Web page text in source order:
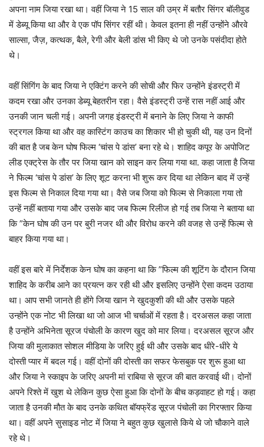
अपना नाम जिया रखा था। वहीं जिया ने 15 साल की उम्र में बतौर सिंगर बॉलीवुड
में डेब्यू किया था और वे एक पॉप सिंगर रहीं थी। केवल इतना ही नहीं उन्होंने औरवे
साल्सा, जैज़, कत्थक, बैले, रेगी और बेली डांस भी किए थे जो उनके पसंदीदा होते
थे।
वहीं सिंगिंग के बाद जिया ने एक्टिंग करने की सोची और फिर उन्होंने इंडस्ट्री में
कदम रखा और उनका डेब्यू बेहतरीन रहा। वैसे इंडस्ट्री उन्हें रास नहीं आई और
उनकी जान चली गई। अपनी जगह इंडस्ट्री में बनाने के लिए जिया ने काफी
स्ट्रगल किया था और वह कास्टिंग काउच का शिकार भी हो चुकी थी, यह उन दिनों
की बात है जब केन घोष फिल्म ‘चांस पे डांस’ बना रहे थे। शाहिद कपूर के अपोजिट
लीड एक्ट्रेस के तौर पर जिया खान को साइन कर लिया गया था. कहा जाता है जिया
ने फिल्म ‘चांस पे डांस’ के लिए शूट करना भी शुरू कर दिया था लेकिन बाद में उन्हें
इस फिल्म से निकाल दिया गया था। वैसे जब जिया को फिल्म से निकाला गया तो
उन्हें नहीं बताया गया और उसके बाद जब फिल्म रिलीज हो गई तब जिया ने बताया था
कि ”केन घोष की उन पर बुरी नजर थी और विरोध करने की वजह से उन्हें फिल्म से
बाहर किया गया था।
वहीं इस बारे में निर्देशक केन घोष का कहना था कि ”फिल्म की शूटिंग के दौरान जिया
शाहिद के करीब आने का प्रयत्न कर रही थी और इसलिए उन्होंने ऐसा कदम उठाया
था। आप सभी जानते ही होंगे जिया खान ने खुदकुशी की थी और उसके पहले
उन्होंने एक नोट भी लिखा था जो आज भी चर्चाओं में रहता है। दरअसल कहा जाता
है उन्होंने अभिनेता सूरज पंचोली के कारण खुद को मार लिया। दरअसल सूरज और
जिया की मुलाकात सोशल मीडिया के जरिए हुई थी और उसके बाद धीरे-धीरे ये
दोस्ती प्यार में बदल गई। वहीं दोनों की दोस्ती का सफर फेसबुक पर शुरू हुआ था
और जिया ने स्काइप के जरिए अपनी मां राबिया से सूरज की बात करवाई थी। दोनों
अपने रिश्ते में खुश थे लेकिन कुछ ऐसा हुआ कि दोनों के बीच कड़वाहट हो गई। कहा
जाता है उनकी मौत के बाद उनके कथित बॉयफ्रेंड सूरज पंचोली का गिरफ्तार किया
था। वहीं अपने सुसाइड नोट में जिया ने बहुत कुछ खुलासे किये थे जो चौकाने वाले
रहे थे।